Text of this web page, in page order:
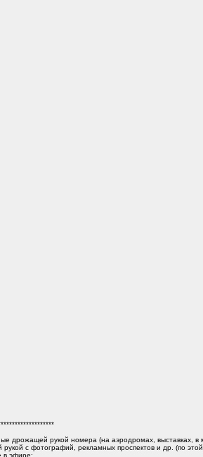
дрожащей рукой номера (на аэродромах, выставках, в
с фотографий, рекламных проспектов и др. (по
в эфире;